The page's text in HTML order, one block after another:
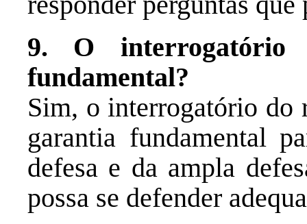
9. O
fundamental?
Sim, o interrogatório do
garantia fundamental
defesa e da ampla
possa se defender